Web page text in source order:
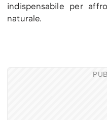
indispensabile per
naturale.